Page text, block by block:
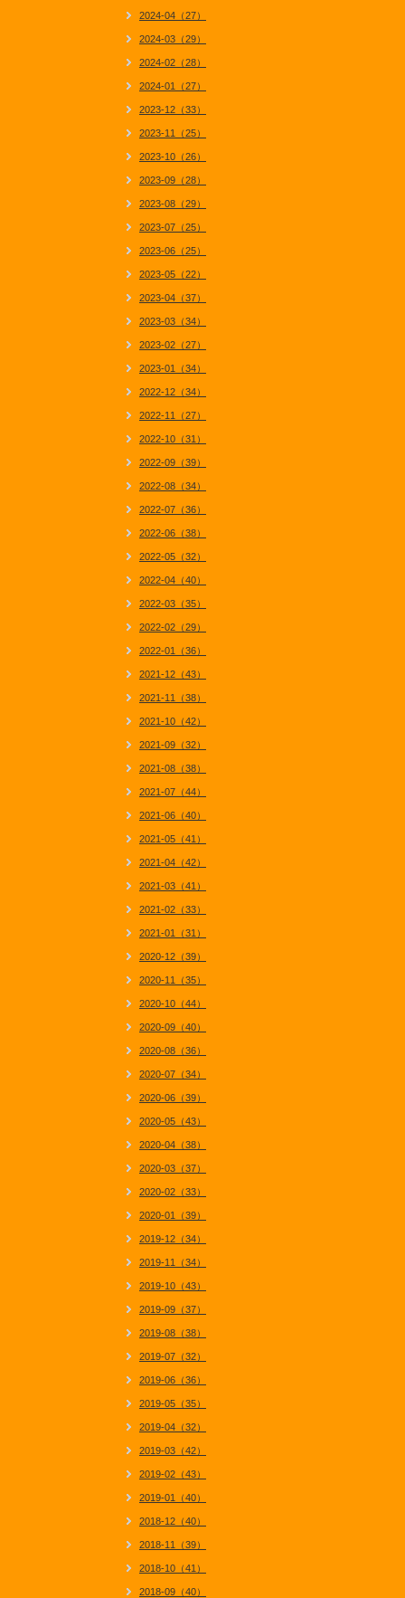
2024-04（27）
2024-03（29）
2024-02（28）
2024-01（27）
2023-12（33）
2023-11（25）
2023-10（26）
2023-09（28）
2023-08（29）
2023-07（25）
2023-06（25）
2023-05（22）
2023-04（37）
2023-03（34）
2023-02（27）
2023-01（34）
2022-12（34）
2022-11（27）
2022-10（31）
2022-09（39）
2022-08（34）
2022-07（36）
2022-06（38）
2022-05（32）
2022-04（40）
2022-03（35）
2022-02（29）
2022-01（36）
2021-12（43）
2021-11（38）
2021-10（42）
2021-09（32）
2021-08（38）
2021-07（44）
2021-06（40）
2021-05（41）
2021-04（42）
2021-03（41）
2021-02（33）
2021-01（31）
2020-12（39）
2020-11（35）
2020-10（44）
2020-09（40）
2020-08（36）
2020-07（34）
2020-06（39）
2020-05（43）
2020-04（38）
2020-03（37）
2020-02（33）
2020-01（39）
2019-12（34）
2019-11（34）
2019-10（43）
2019-09（37）
2019-08（38）
2019-07（32）
2019-06（36）
2019-05（35）
2019-04（32）
2019-03（42）
2019-02（43）
2019-01（40）
2018-12（40）
2018-11（39）
2018-10（41）
2018-09（40）